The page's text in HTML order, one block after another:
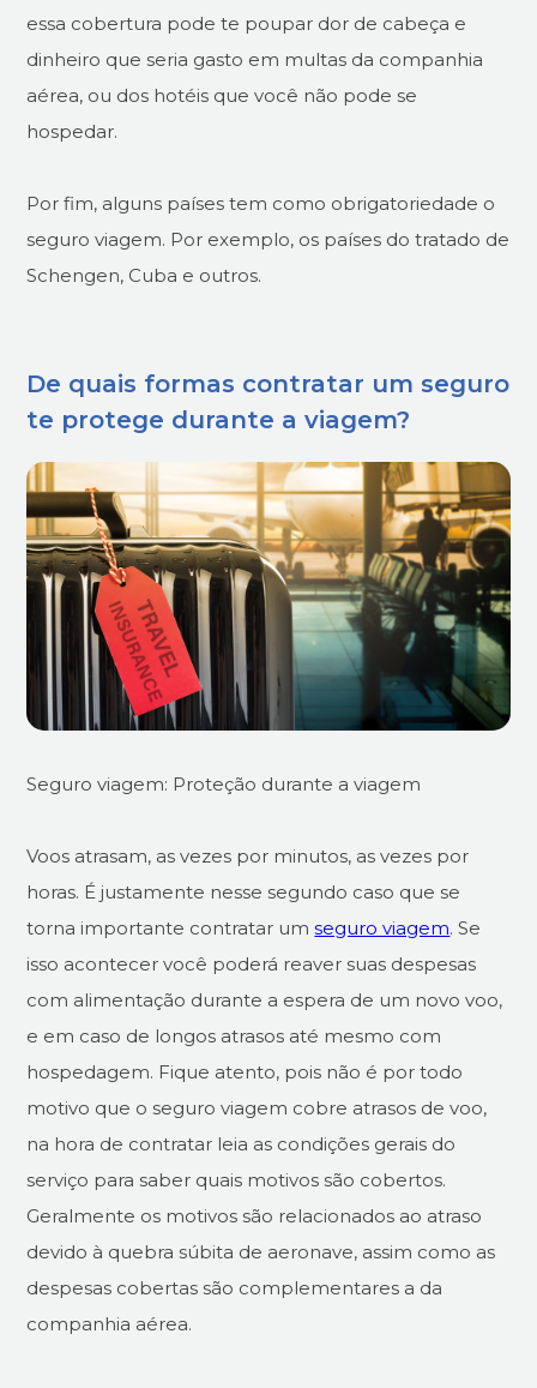
essa cobertura pode te poupar dor de cabeça e
dinheiro que seria gasto em multas da companhia
aérea, ou dos hotéis que você não pode se
hospedar.
Por fim, alguns países tem como obrigatoriedade o
seguro viagem. Por exemplo, os países do tratado de
Schengen, Cuba e outros.
De quais formas contratar um seguro
te protege durante a viagem?
Seguro viagem: Proteção durante a viagem
Voos atrasam, as vezes por minutos, as vezes por
horas. É justamente nesse segundo caso que se
torna importante contratar umseguro viagem. Se
isso acontecer você poderá reaver suas despesas
com alimentação durante a espera de um novo voo,
e em caso de longos atrasos até mesmo com
hospedagem. Fique atento, pois não é por todo
motivo que o seguro viagem cobre atrasos de voo,
na hora de contratar leia as condições gerais do
serviço para saber quais motivos são cobertos.
Geralmente os motivos são relacionados ao atraso
devido à quebra súbita de aeronave, assim como as
despesas cobertas são complementares a da
companhia aérea.